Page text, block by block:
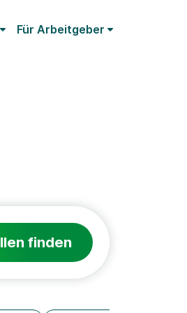
Für Arbeitgeber
finden